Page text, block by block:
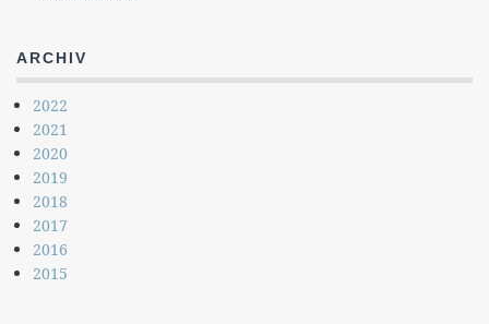
ARCHIV
2022
2021
2020
2019
2018
2017
2016
2015